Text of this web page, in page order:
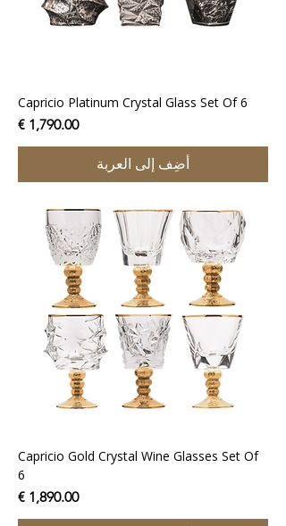
Capricio Platinum Crystal Glass Set Of 6
السعر
أضِف إلى العربة
Capricio Gold Crystal Wine Glasses Set Of
6
السعر